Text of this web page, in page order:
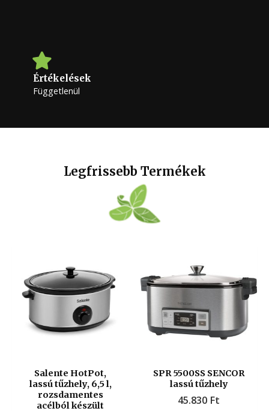
Értékelések
Függetlenül
Legfrissebb Termékek
Salente HotPot,
lassú tűzhely, 6,5 l,
rozsdamentes
acélból készült
SPR 5500SS SENCOR
lassú tűzhely
45.830 Ft